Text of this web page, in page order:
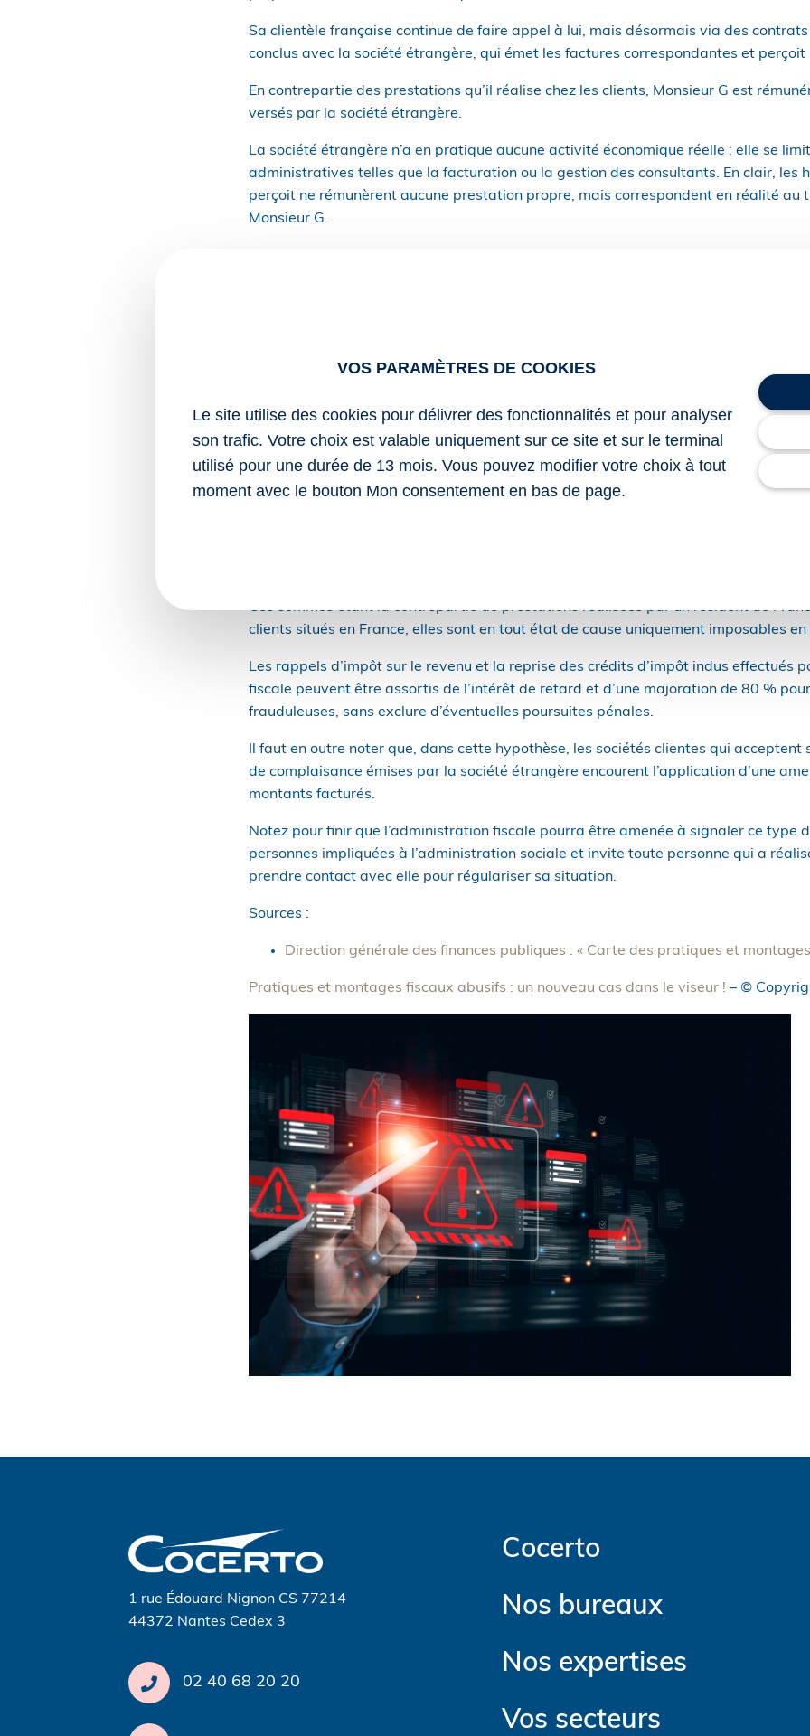
Sa clientèle française continue de faire appel à lui, mais désormais via des
conclus avec la société étrangère, qui émet les factures correspondantes et perçoit
En contrepartie des prestations qu’il réalise chez les clients, Monsieur G est
versés par la société étrangère.
La société étrangère n’a en pratique aucune activité économique réelle : elle se
administratives telles que la facturation ou la gestion des consultants. En clair, les
perçoit ne rémunèrent aucune prestation propre, mais correspondent en réalité au
Monsieur G.
Sur le plan social, ce montage peut également permettre à Monsieur G d’éluder les
cotisations sociales dues au titre d’une activité indépendante, tout en ouvrant droit
sociales françaises.
Par exemple, après une démission ou un licenciement fictif de la société étrangère,
embauche en France, Monsieur G pourrait prétendre à des allocations chômage sur
exercée via la société étrangère.
Ces sommes étant la contrepartie de prestations réalisées par un résident de
clients situés en France, elles sont en tout état de cause uniquement imposables en
Les rappels d’impôt sur le revenu et la reprise des crédits d’impôt indus effectués
fiscale peuvent être assortis de l’intérêt de retard et d’une majoration de 80 %
frauduleuses, sans exclure d’éventuelles poursuites pénales.
Il faut en outre noter que, dans cette hypothèse, les sociétés clientes qui acceptent
de complaisance émises par la société étrangère encourent l’application d’une
montants facturés.
Notez pour finir que l’administration fiscale pourra être amenée à signaler ce type
personnes impliquées à l’administration sociale et invite toute personne qui a
prendre contact avec elle pour régulariser sa situation.
Sources :
Direction générale des finances publiques : « Carte des pratiques et
Pratiques et montages fiscaux abusifs : un nouveau cas dans le viseur ! – ©
1 rue Édouard Nignon CS 77214
44372 Nantes Cedex 3
02 40 68 20 20
Cocerto
Nos bureaux
Nos expertises
Vos secteurs
VOS PARAMÈTRES DE COOKIES
Le site utilise des cookies pour délivrer des fonctionnalités et pour analyser
son trafic. Votre choix est valable uniquement sur ce site et sur le terminal
utilisé pour une durée de 13 mois. Vous pouvez modifier votre choix à tout
moment avec le bouton Mon consentement en bas de page.